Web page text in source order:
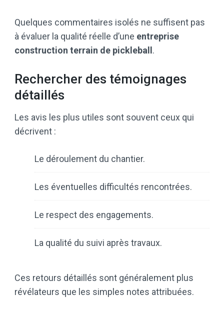
Quelques commentaires isolés ne suffisent pas
à évaluer la qualité réelle d’une entreprise
construction terrain de pickleball .
Rechercher des témoignages
détaillés
Les avis les plus utiles sont souvent ceux qui
décrivent :
Le déroulement du chantier.
Les éventuelles difficultés rencontrées.
Le respect des engagements.
La qualité du suivi après travaux.
Ces retours détaillés sont généralement plus
révélateurs que les simples notes attribuées.